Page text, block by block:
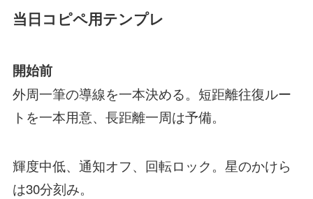
当日コピペ用テンプレ
開始前
外周一筆の導線を一本決める。短距離往復ルー
トを一本用意、長距離一周は予備。
輝度中低、通知オフ、回転ロック。星のかけら
は30分刻み。